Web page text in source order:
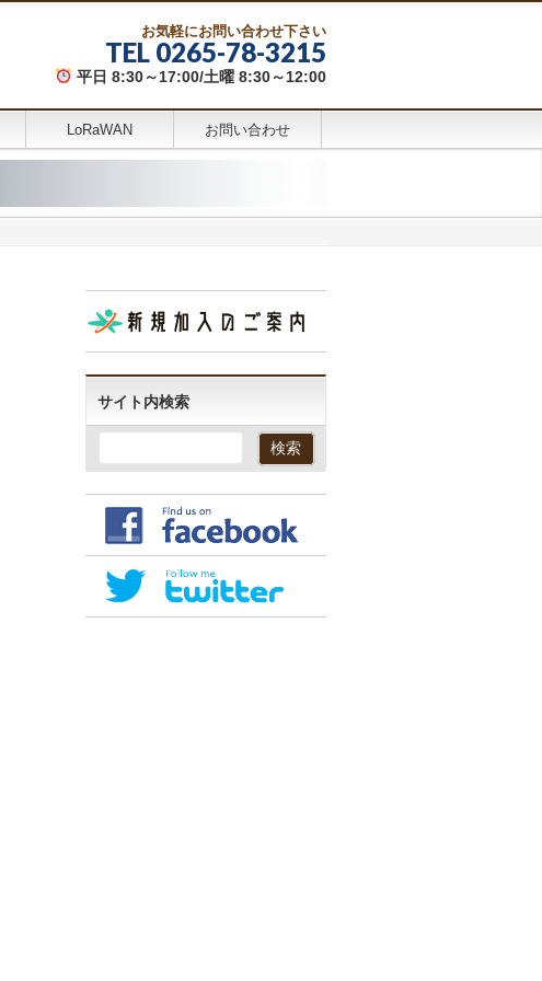
お気軽にお問い合わせ下さい
TEL 0265-78-3215
平日 8:30～17:00/土曜 8:30～12:00
LoRaWAN お問い合わせ
サイト内検索